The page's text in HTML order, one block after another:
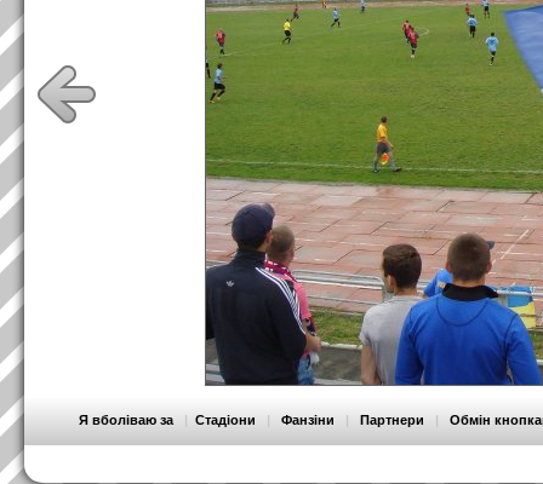
Я вболіваю за | Стадіони | Фанзіни | Партнери | Обмін